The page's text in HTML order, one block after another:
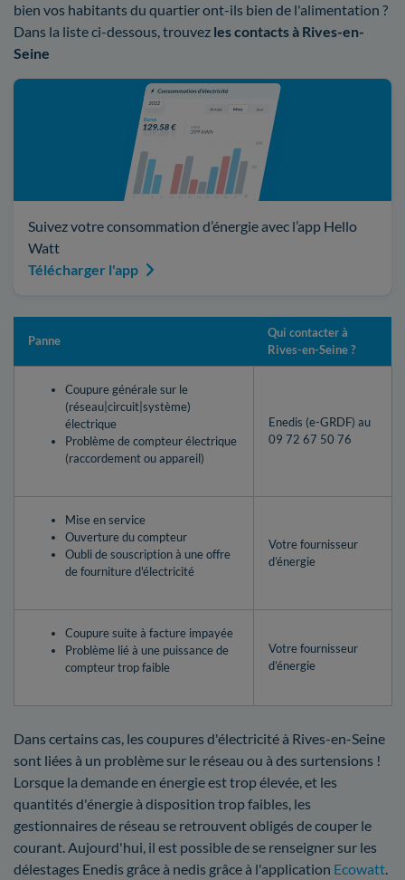
bien vos habitants du quartier ont-ils bien de l'alimentation ?
Dans la liste ci-dessous, trouvez les contacts à Rives-en-
Seine
Suivez votre consommation d’énergie avec l’app Hello
Watt
Télécharger l'app
Panne
Qui contacter à
Rives-en-Seine ?
Coupure générale sur le
(réseau|circuit|système)
électrique
Problème de compteur électrique
(raccordement ou appareil)
Enedis (e-GRDF) au
09 72 67 50 76
Mise en service
Ouverture du compteur
Oubli de souscription à une offre
de fourniture d'électricité
Votre fournisseur
d’énergie
Coupure suite à facture impayée
Problème lié à une puissance de
compteur trop faible
Votre fournisseur
d’énergie
Dans certains cas, les coupures d'électricité à Rives-en-Seine
sont liées à un problème sur le réseau ou à des surtensions !
Lorsque la demande en énergie est trop élevée, et les
quantités d'énergie à disposition trop faibles, les
gestionnaires de réseau se retrouvent obligés de couper le
courant. Aujourd'hui, il est possible de se renseigner sur les
délestages Enedis grâce à nedis grâce à l'application Ecowatt.